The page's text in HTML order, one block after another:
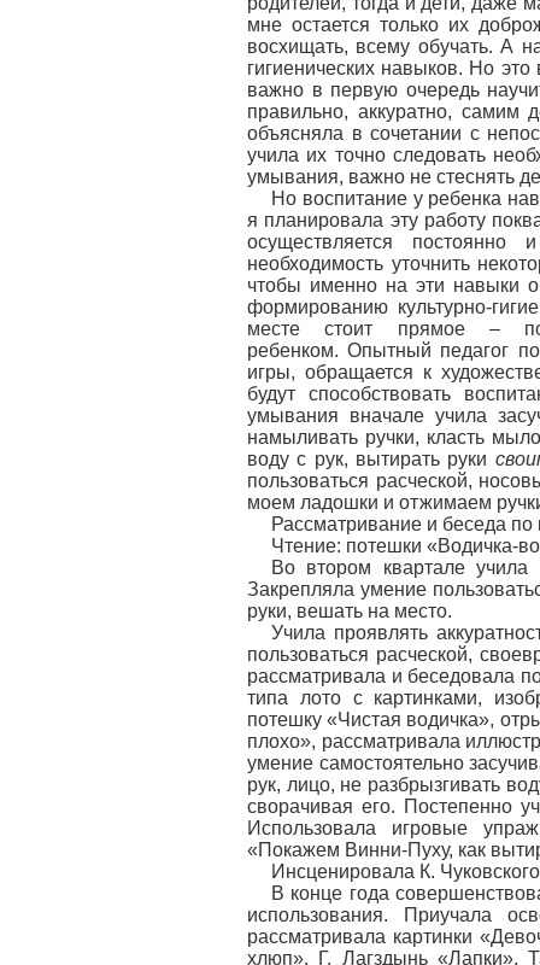
мне остается только их
восхищать, всему обучать. А
гигиенических навыков. Но
важно в первую очередь
правильно, аккуратно, самим
объясняла в сочетании с
учила их точно следовать
умывания, важно не стеснять
Но воспитание у ребенка
я планировала эту работу
осуществляется
необходимость уточнить
чтобы именно на эти навыки
формированию культурно-
месте стоит прямое –
ребенком. Опытный педагог
игры, обращается к
будут способствовать
умывания вначале учила
намыливать ручки, класть
воду с рук, вытирать руки
пользоваться расческой,
моем ладошки и отжимаем
Рассматривание и беседа
Чтение: потешки «Водичка-
Во втором квартале
Закрепляла умение
руки, вешать на место.
Учила проявлять
пользоваться расческой,
рассматривала и беседовала
типа лото с картинками,
потешку «Чистая водичка»,
плохо», рассматривала
умение самостоятельно
рук, лицо, не разбрызгивать
сворачивая его. Постепенно
Использовала игровые
«Покажем Винни-Пуху, как
Инсценировала К.
В конце года
использования. Приучала
рассматривала картинки
хлюп», Г. Лагздынь «Лапки».